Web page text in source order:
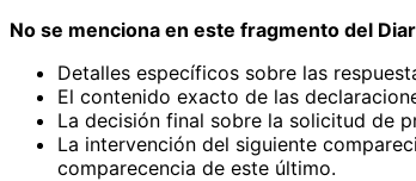
No se menciona en este fragmento del
Detalles específicos sobre las
El contenido exacto de las
La decisión final sobre la solicitud de
La intervención del siguiente
comparecencia de este último.